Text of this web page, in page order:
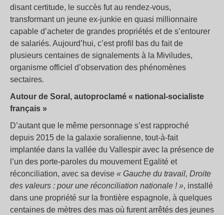
disant certitude, le succès fut au rendez-vous,
transformant un jeune ex-junkie en quasi millionnaire
capable d’acheter de grandes propriétés et de s’entourer
de salariés. Aujourd’hui, c’est profil bas du fait de
plusieurs centaines de signalements à la Miviludes,
organisme officiel d’observation des phénomènes
sectaires.
Autour de Soral, autoproclamé « national-socialiste
français »
D’autant que le même personnage s’est rapproché
depuis 2015 de la galaxie soralienne, tout-à-fait
implantée dans la vallée du Vallespir avec la présence de
l’un des porte-paroles du mouvement Egalité et
réconciliation, avec sa devise « Gauche du travail, Droite
des valeurs : pour une réconciliation nationale !», installé
dans une propriété sur la frontière espagnole, à quelques
centaines de mètres des mas où furent arrêtés des jeunes